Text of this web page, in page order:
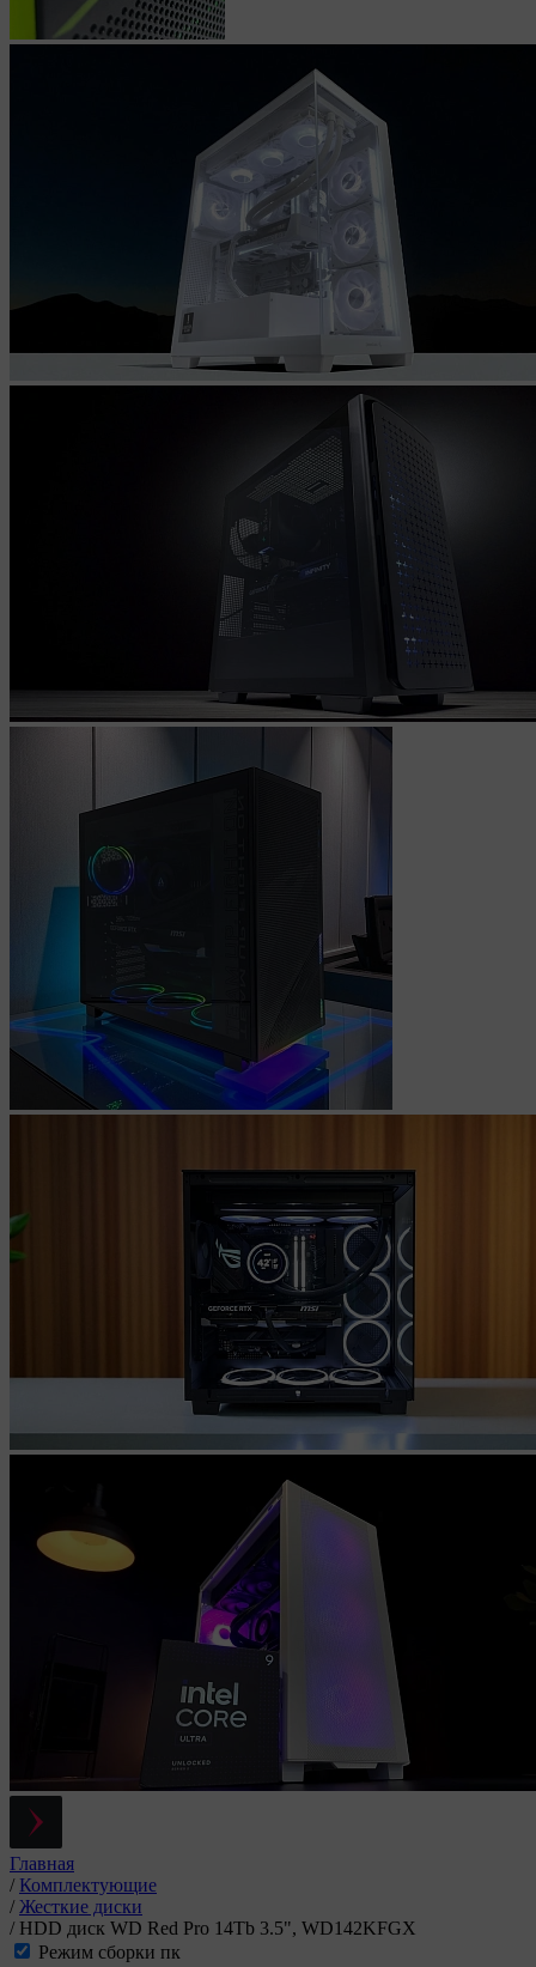
Главная
/ Комплектующие
/ Жесткие диски
/ HDD диск WD Red Pro 14Tb 3.5", WD142KFGX
Режим сборки пк